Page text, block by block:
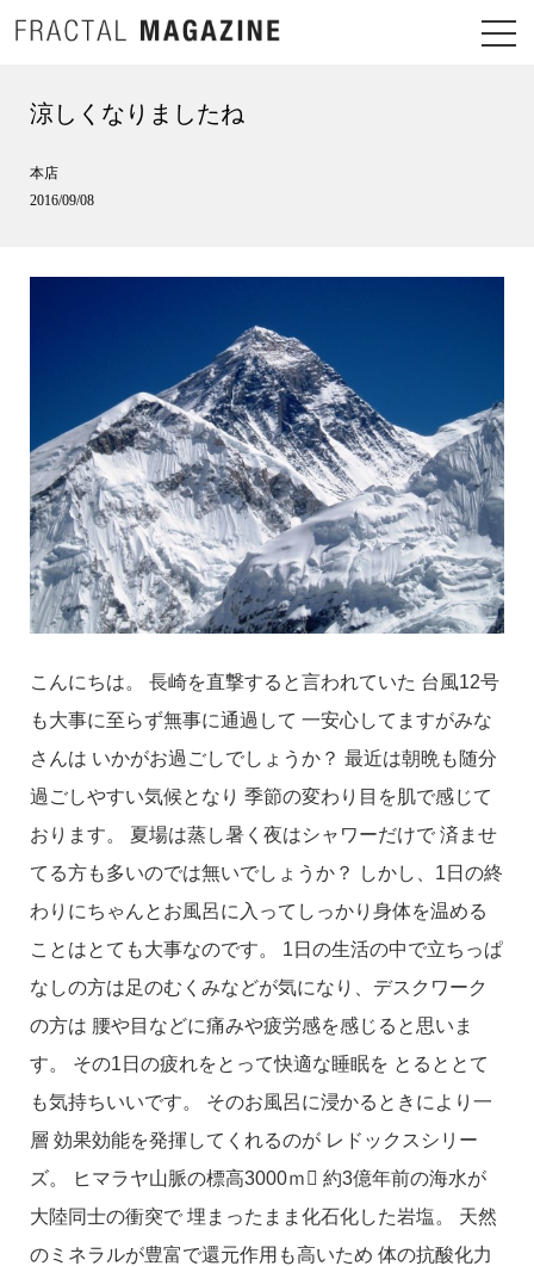
涼しくなりましたね
本店
2016/09/08
こんにちは。 長崎を直撃すると言われていた 台風12号
も大事に至らず無事に通過して 一安心してますがみな
さんは いかがお過ごしでしょうか？ 最近は朝晩も随分
過ごしやすい気候となり 季節の変わり目を肌で感じて
おります。 夏場は蒸し暑く夜はシャワーだけで 済ませ
てる方も多いのでは無いでしょうか？ しかし、1日の終
わりにちゃんとお風呂に入ってしっかり身体を温める
ことはとても大事なのです。 1日の生活の中で立ちっぱ
なしの方は足のむくみなどが気になり、デスクワーク
の方は 腰や目などに痛みや疲労感を感じると思いま
す。 その1日の疲れをとって快適な睡眠を とるととて
も気持ちいいです。 そのお風呂に浸かるときにより一
層 効果効能を発揮してくれるのが レドックスシリー
ズ。 ヒマラヤ山脈の標高3000ｍ 約3億年前の海水が
大陸同士の衝突で 埋まったまま化石化した岩塩。 天然
のミネラルが豊富で還元作用も高いため 体の抗酸化力